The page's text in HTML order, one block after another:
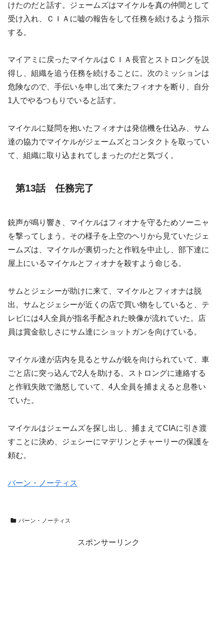
けたのだと話す。ジェームズはマイケルを真の仲間として
受け入れ、ＣＩＡに嘘の報告をして任務を続けるよう指示
する。
マイアミに戻ったマイケルはＣＩＡ長官とストロングを説
得し、組織を追う任務を続けることに。次のミッションは
危険なので、手伝いを申し出て来たフィオナを断り、自分
1人でやるつもりでいると話す。
マイケルに疑問を抱いたフィオナは発信機を仕込み、サム
達の協力でマイケルがジェームズとコンタクトを取ってい
て、組織に取り込まれてしまったのだと気づく。
第13話 任務完了
銃声が鳴り響き、マイケルはフィオナを守るためソーニャ
を撃ってしまう。その様子を上空のヘリから見ていたジェ
ームズは、マイケルが裏切ったと作戦を中止し、部下達に
屋上にいるマイケルとフィオナを殺すよう命じる。
サムとジェシーが助けに来て、マイケルとフィオナは脱
出。サムとジェシーが近くの店で買い物をしていると、テ
レビには4人全員が指名手配された映像が流れていた。店
員は賞金欲しさにサム達にショットガンを向けている。
マイケル達が店内を見るとサムが銃を向けられていて、車
ごと店に突っ込んで2人を助ける。ストロングに連絡する
と作戦失敗で激怒していて、4人全員を捕まえると息巻い
ていた。
マイケルはジェームズを探し出し、捕まえてCIAに引き渡
すことに決め、ジェシーにマデリンとチャーリーの保護を
頼む。
バーン・ノーティス
バーン・ノーティス
スポンサーリンク